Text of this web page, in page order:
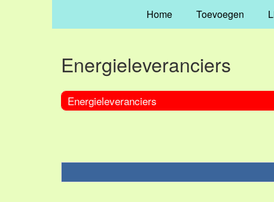
Home Toevoegen
Energieleveranciers
Energieleveranciers